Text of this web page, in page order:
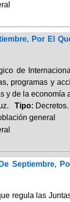
Por El
de
programas y
y de la economía
Tipo: Decretos.
general
Septiembre,
regula las